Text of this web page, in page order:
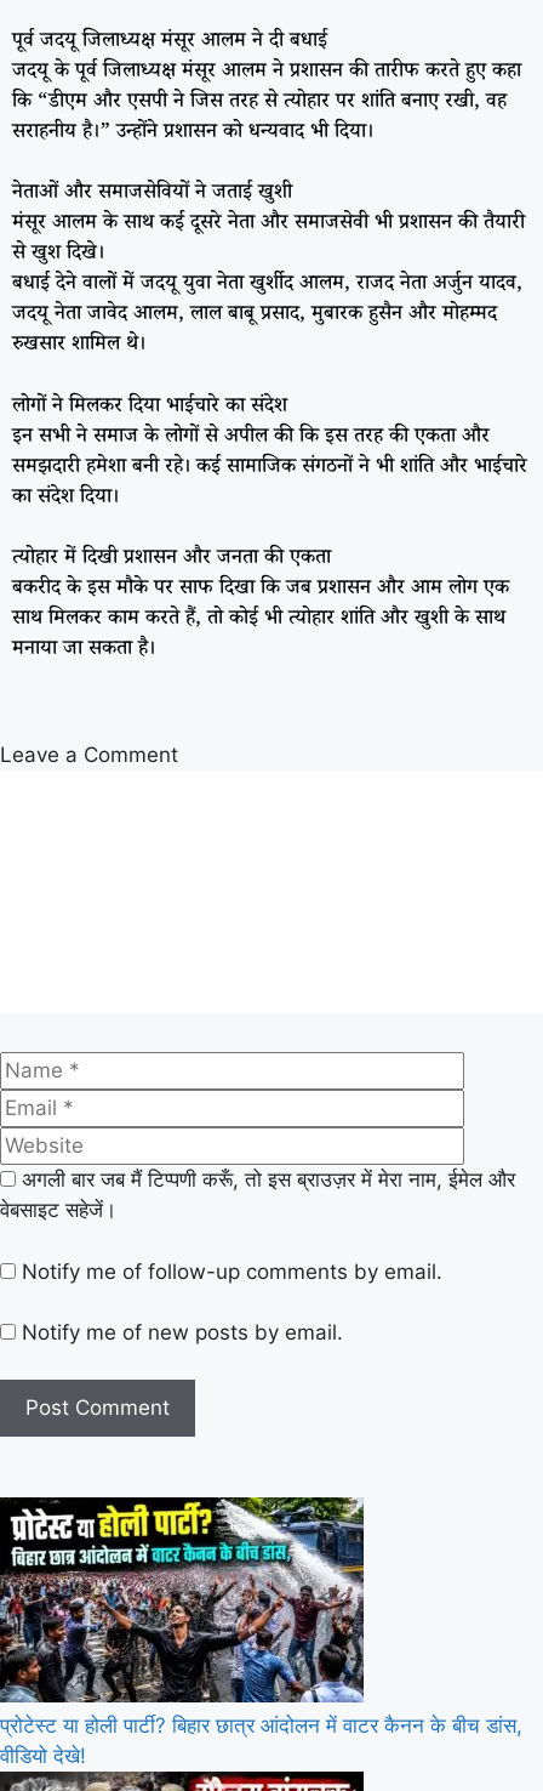
पूर्व जदयू जिलाध्यक्ष मंसूर आलम ने दी बधाई
जदयू के पूर्व जिलाध्यक्ष मंसूर आलम ने प्रशासन की तारीफ करते हुए कहा
कि “डीएम और एसपी ने जिस तरह से त्योहार पर शांति बनाए रखी, वह
सराहनीय है।” उन्होंने प्रशासन को धन्यवाद भी दिया।
नेताओं और समाजसेवियों ने जताई खुशी
मंसूर आलम के साथ कई दूसरे नेता और समाजसेवी भी प्रशासन की तैयारी
से खुश दिखे।
बधाई देने वालों में जदयू युवा नेता खुर्शीद आलम, राजद नेता अर्जुन यादव,
जदयू नेता जावेद आलम, लाल बाबू प्रसाद, मुबारक हुसैन और मोहम्मद
रुखसार शामिल थे।
लोगों ने मिलकर दिया भाईचारे का संदेश
इन सभी ने समाज के लोगों से अपील की कि इस तरह की एकता और
समझदारी हमेशा बनी रहे। कई सामाजिक संगठनों ने भी शांति और भाईचारे
का संदेश दिया।
त्योहार में दिखी प्रशासन और जनता की एकता
बकरीद के इस मौके पर साफ दिखा कि जब प्रशासन और आम लोग एक
साथ मिलकर काम करते हैं, तो कोई भी त्योहार शांति और खुशी के साथ
मनाया जा सकता है।
Leave a Comment
अगली बार जब मैं टिप्पणी करूँ, तो इस ब्राउज़र में मेरा नाम, ईमेल और
वेबसाइट सहेजें।
Notify me of follow-up comments by email.
Notify me of new posts by email.
प्रोटेस्ट या होली पार्टी? बिहार छात्र आंदोलन में वाटर कैनन के बीच डांस,
वीडियो देखे!